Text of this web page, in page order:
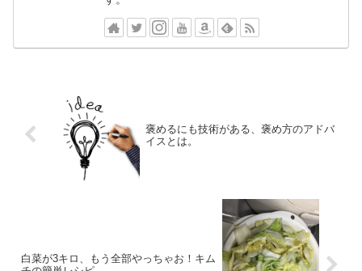
褒めるにも技術がある、褒め方のアドバ
イスとは。
白菜が3キロ、もう全部やっちゃお！キム